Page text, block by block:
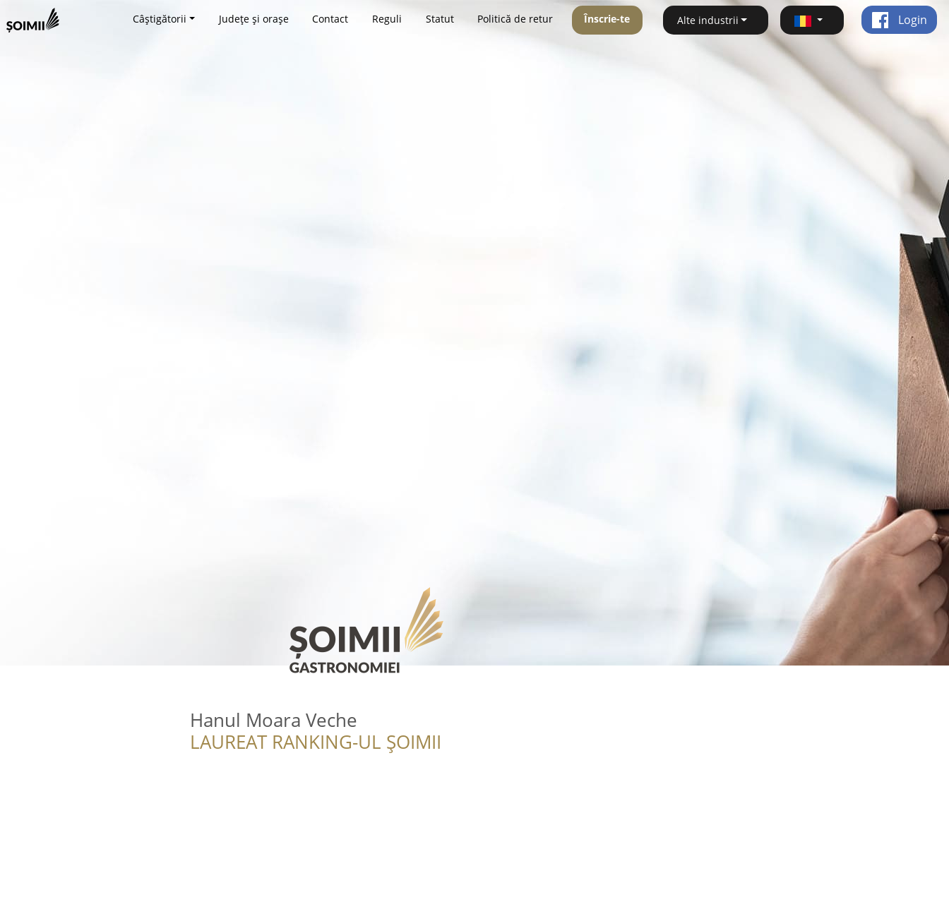
Câștigătorii Județe și orașe Contact Reguli Statut Politică de retur Înscrie-te Alte industrii Login
Hanul Moara Veche
LAUREAT RANKING-UL ȘOIMII